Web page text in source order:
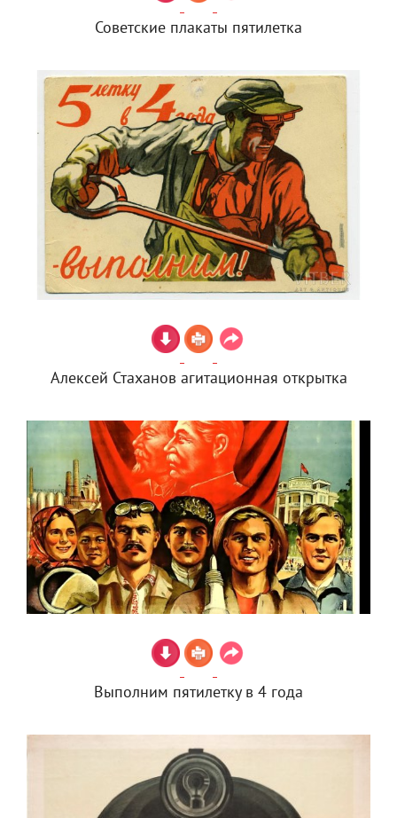
Советские плакаты пятилетка
Алексей Стаханов агитационная открытка
Выполним пятилетку в 4 года